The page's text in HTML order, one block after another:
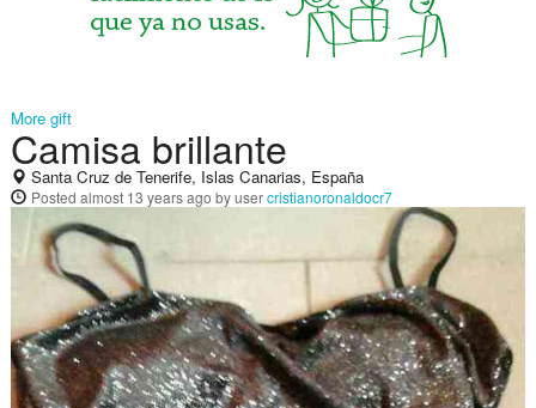
More gift
Camisa brillante
Santa Cruz de Tenerife, Islas Canarias, España
Posted almost 13 years ago by usercristianoronaldocr7